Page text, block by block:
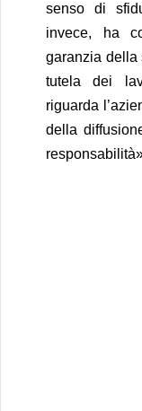
senso di
invece, ha
garanzia della
tutela dei
riguarda
della